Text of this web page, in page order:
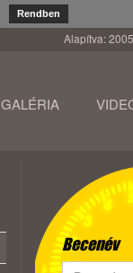
Rendben
Alapítva:
GALÉRIA
Becenév